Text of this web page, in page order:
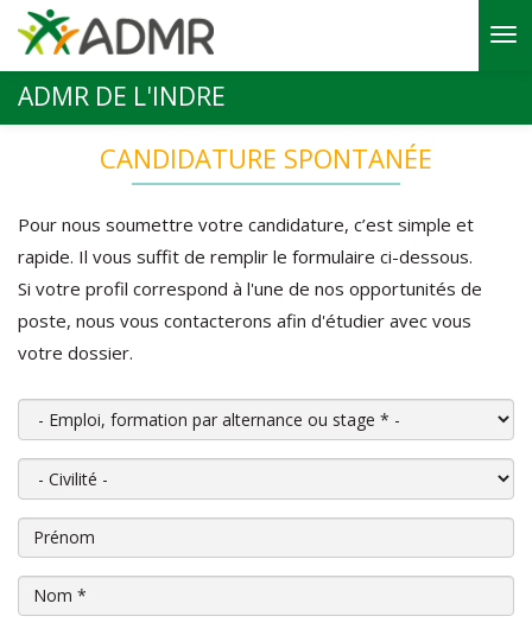
Aller au contenu principal
ADMR DE L'INDRE
CANDIDATURE SPONTANÉE
Pour nous soumettre votre candidature, c’est simple et
rapide. Il vous suffit de remplir le formulaire ci-dessous.
Si votre profil correspond à l'une de nos opportunités de
poste, nous vous contacterons afin d'étudier avec vous
votre dossier.
Emploi, formation par alternance ou stage*
Civilité
Prénom
Nom*